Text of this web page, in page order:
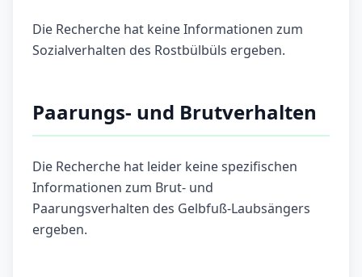
Die Recherche hat keine Informationen zum
Sozialverhalten des Rostbülbüls ergeben.
Paarungs- und Brutverhalten
Die Recherche hat leider keine spezifischen
Informationen zum Brut- und
Paarungsverhalten des Gelbfuß-Laubsängers
ergeben.